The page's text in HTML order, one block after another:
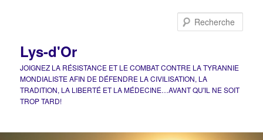
Lys-d'Or
JOIGNEZ LA RÉSISTANCE ET LE COMBAT CONTRE LA TYRANNIE
MONDIALISTE AFIN DE DÉFENDRE LA CIVILISATION, LA
TRADITION, LA LIBERTÉ ET LA MÉDECINE…AVANT QU'IL NE SOIT
TROP TARD!